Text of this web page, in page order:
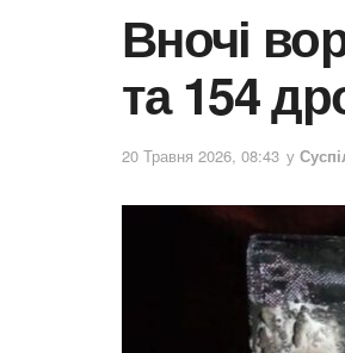
Вночі
та 154
20 Травня 2026, 08:43 у